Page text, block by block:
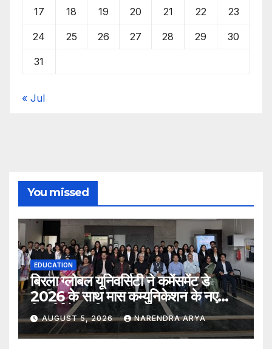
17 18 19 20 21 22 23
24 25 26 27 28 29 30
31
« Jul
You missed
EDUCATION
बिरला ग्लोबल यूनिवर्सिटी ने कमेंसमेंट डे
2026 के साथ मास कम्युनिकेशन के नए
विद्यार्थियों का किया स्वागत
AUGUST 5, 2026 NARENDRA ARYA